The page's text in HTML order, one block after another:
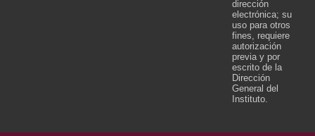
dirección
electrónica; su
uso para otros
fines, requiere
autorización
previa y por
escrito de la
Dirección
General del
Instituto.